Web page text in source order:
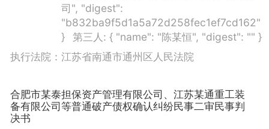
司", "digest":
"b832ba9f5d1a5a72d258fec1ef7cd162"
}
第三人: { "name": "陈某恒", "digest": "" }
执行法院： 江苏省南通市通州区人民法院
合肥市某泰担保资产管理有限公司、江苏某通重工装
备有限公司等普通破产债权确认纠纷民事二审民事判
决书